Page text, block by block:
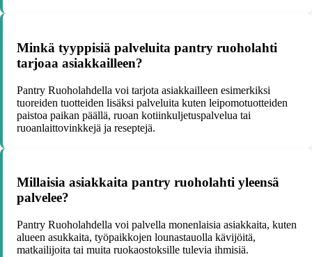
Minkä tyyppisiä palveluita pantry ruoholahti
tarjoaa asiakkailleen?
Pantry Ruoholahdella voi tarjota asiakkailleen esimerkiksi
tuoreiden tuotteiden lisäksi palveluita kuten leipomotuotteiden
paistoa paikan päällä, ruoan kotiinkuljetuspalvelua tai
ruoanlaittovinkkejä ja reseptejä.
Millaisia asiakkaita pantry ruoholahti yleensä
palvelee?
Pantry Ruoholahdella voi palvella monenlaisia asiakkaita, kuten
alueen asukkaita, työpaikkojen lounastauolla kävijöitä,
matkailijoita tai muita ruokaostoksille tulevia ihmisiä.